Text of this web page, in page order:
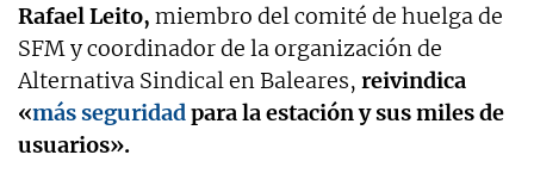
Rafael Leito, miembro del comité de huelga de
SFM y coordinador de la organización de
Alternativa Sindical en Baleares, reivindica
«más seguridadpara la estación y sus miles de
usuarios».